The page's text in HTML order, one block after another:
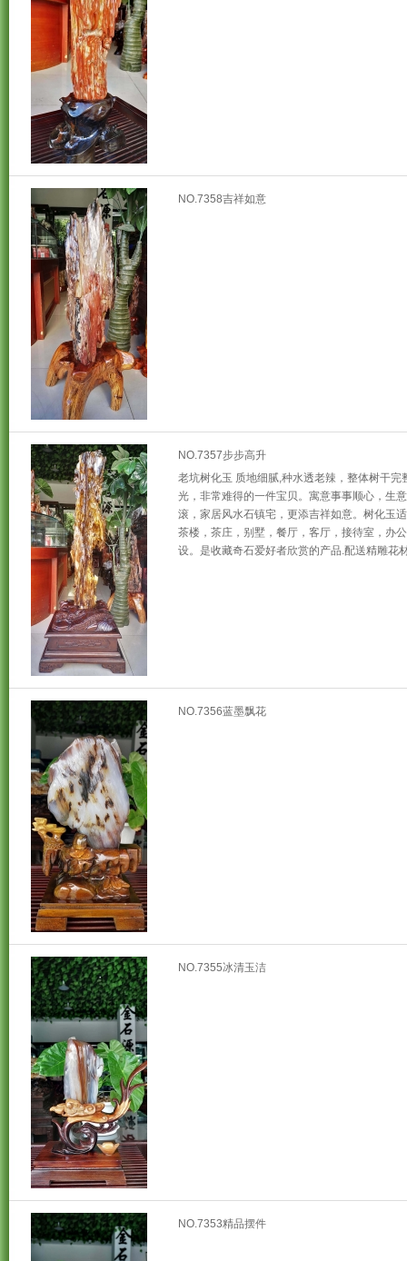
NO.7358吉祥如意
NO.7357步步高升
老坑树化玉 质地细腻,种水透老辣，整体树干完
光，非常难得的一件宝贝。寓意事事顺心，生
滚，家居风水石镇宅，更添吉祥如意。树化玉
茶楼，茶庄，别墅，餐厅，客厅，接待室，办
设。是收藏奇石爱好者欣赏的产品.配送精雕花
NO.7356蓝墨飘花
NO.7355冰清玉洁
NO.7353精品摆件